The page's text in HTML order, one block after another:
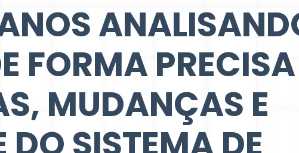
FORMA
MUDANÇAS E